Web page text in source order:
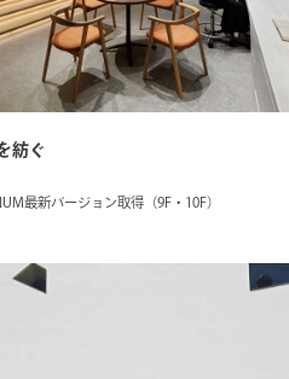
紡ぐ
最新バージョン取得（9F・10F）